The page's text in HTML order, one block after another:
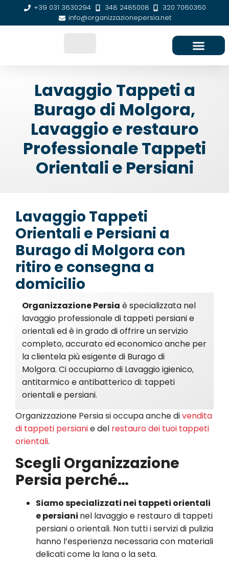
+39 031 3630294 348 2485008
320 7060360
info@organizzazionepersia.net
Lavaggio Tappeti a
Burago di Molgora,
Lavaggio e restauro
Professionale Tappeti
Orientali e Persiani
Lavaggio Tappeti
Orientali e Persiani a
Burago di Molgora con
ritiro e consegna a
domicilio
Organizzazione Persia è specializzata nel
lavaggio professionale di tappeti persiani e
orientali ed è in grado di offrire un servizio
completo, accurato ed economico anche per
la clientela più esigente di Burago di
Molgora. Ci occupiamo di Lavaggio igienico,
antitarmico e antibatterico di: tappeti
orientali e persiani.
Organizzazione Persia si occupa anche divendita
di tappeti persianie del restauro dei tuoi tappeti
orientali.
Scegli Organizzazione
Persia perché…
Siamo specializzati nei tappeti orientali
e persiani nel lavaggio e restauro di tappeti
persiani o orientali. Non tutti i servizi di pulizia
hanno l’esperienza necessaria con materiali
delicati come la lana o la seta.